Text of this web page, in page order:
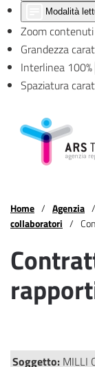
Modalità
Zoom contenuti
Grandezza
Interlinea 100%
Spaziatura
Home Agenzia
collaboratori
Soggetto: MILLI